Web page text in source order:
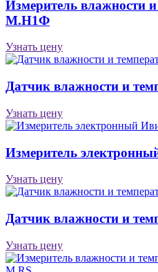
Измеритель влажности
М.Н1Ф
Узнать цену
Датчик влажности и
Узнать цену
Измеритель
Узнать цену
Датчик влажности и
Узнать цену